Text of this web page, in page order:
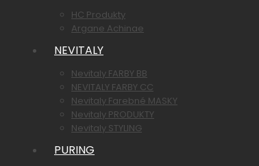
HC Produkty
Argane Achinae
NEVITALY
Nevitaly FARBY BB
NEVITALY FARBY CC
Nevitaly Farebné MASKY
Nevitaly PRODUKTY
Nevitaly STYLING
PURING